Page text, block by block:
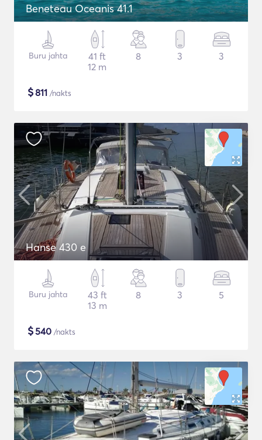
Beneteau Oceanis 41.1
Buru jahta
41 ft
12 m
8 3 3
$811 /nakts
Hanse 430 e
Buru jahta
43 ft
13 m
8 3 5
$540 /nakts